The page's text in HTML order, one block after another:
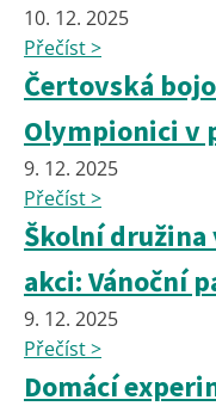
10. 12. 2025
Přečíst >
Čertovská
Olympionici v
9. 12. 2025
Přečíst >
Školní družina
akci: Vánoční
9. 12. 2025
Přečíst >
Domácí